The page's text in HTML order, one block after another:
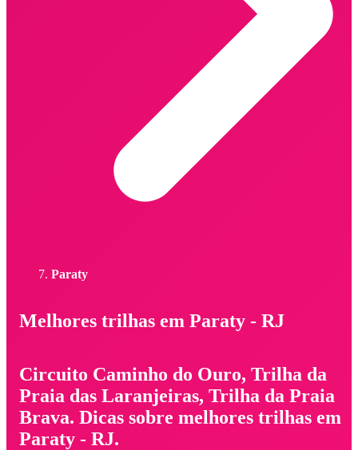
Paraty
Melhores trilhas em Paraty - RJ
Circuito Caminho do Ouro, Trilha da
Praia das Laranjeiras, Trilha da Praia
Brava. Dicas sobre melhores trilhas em
Paraty - RJ.